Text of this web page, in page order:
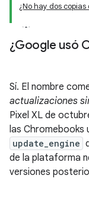
¿No hay dos
¿Google usó
Sí. El nombre
actualizaciones
Pixel XL de
las Chromebooks
update_engine
de la plataforma
versiones